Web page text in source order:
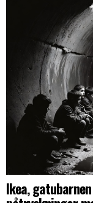
Ikea,